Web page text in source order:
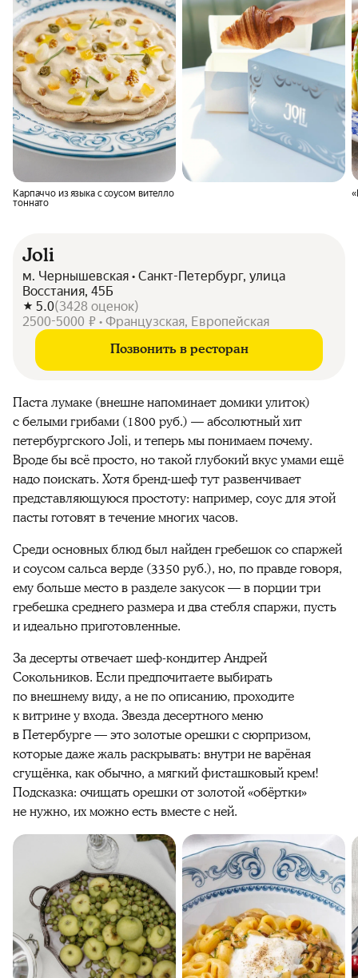
Карпаччо из языка с соусом вителло
тоннато
Joli
м. Чернышевская • Санкт-Петербург, улица
Восстания, 45Б
5.0(3428 оценок)
2500-5000 ₽ • Французская, Европейская
Позвонить в ресторан
Паста лумаке (внешне напоминает домики улиток)
с белыми грибами (1800 руб.) — абсолютный хит
петербургского Joli, и теперь мы понимаем почему.
Вроде бы всё просто, но такой глубокий вкус умами ещё
надо поискать. Хотя бренд-шеф тут развенчивает
представляющуюся простоту: например, соус для этой
пасты готовят в течение многих часов.
Среди основных блюд был найден гребешок со спаржей
и соусом сальса верде (3350 руб.), но, по правде говоря,
ему больше место в разделе закусок — в порции три
гребешка среднего размера и два стебля спаржи, пусть
и идеально приготовленные.
За десерты отвечает шеф-кондитер Андрей
Сокольников. Если предпочитаете выбирать
по внешнему виду, а не по описанию, проходите
к витрине у входа. Звезда десертного меню
в Петербурге — это золотые орешки с сюрпризом,
которые даже жаль раскрывать: внутри не варёная
сгущёнка, как обычно, а мягкий фисташковый крем!
Подсказка: очищать орешки от золотой «обёртки»
не нужно, их можно есть вместе с ней.